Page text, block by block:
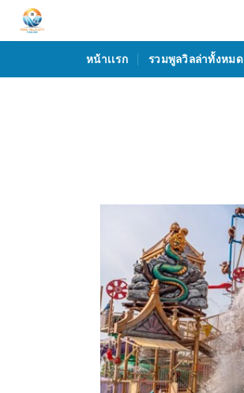
หน้าเเรก รวมพูลวิลล่าทั้งหมด